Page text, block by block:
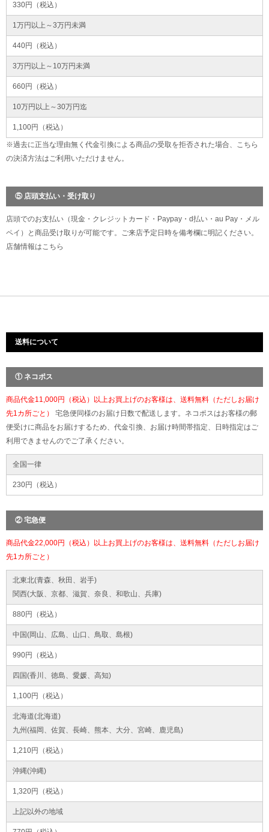
330円（税込）
1万円以上～3万円未満
440円（税込）
3万円以上～10万円未満
660円（税込）
10万円以上～30万円迄
1,100円（税込）
※過去に正当な理由無く代金引換による商品の受取を拒否された場合、こちら
の決済方法はご利用いただけません。
⑤ 店頭支払い・受け取り
店頭でのお支払い（現金・クレジットカード・Paypay・d払い・au Pay・メル
ペイ）と商品受け取りが可能です。ご来店予定日時を備考欄に明記ください。
店舗情報はこちら
送料について
① ネコポス
商品代金11,000円（税込）以上お買上げのお客様は、送料無料（ただしお届け
先1カ所ごと） 宅急便同様のお届け日数で配送します。ネコポスはお客様の郵
便受けに商品をお届けするため、代金引換、お届け時間帯指定、日時指定はご
利用できませんのでご了承ください。
全国一律
230円（税込）
② 宅急便
商品代金22,000円（税込）以上お買上げのお客様は、送料無料（ただしお届け
先1カ所ごと）
北東北(青森、秋田、岩手)
関西(大阪、京都、滋賀、奈良、和歌山、兵庫)
880円（税込）
中国(岡山、広島、山口、鳥取、島根)
990円（税込）
四国(香川、徳島、愛媛、高知)
1,100円（税込）
北海道(北海道)
九州(福岡、佐賀、長崎、熊本、大分、宮崎、鹿児島)
1,210円（税込）
沖縄(沖縄)
1,320円（税込）
上記以外の地域